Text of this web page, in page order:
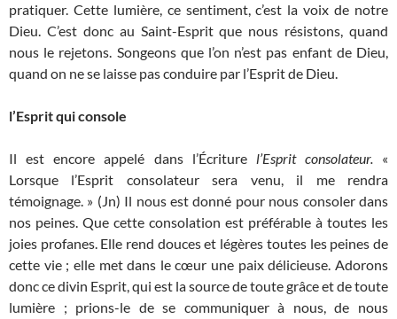
pratiquer. Cette lumière, ce sentiment, c’est la voix de notre
Dieu. C’est donc au Saint-Esprit que nous résistons, quand
nous le rejetons. Songeons que l’on n’est pas enfant de Dieu,
quand on ne se laisse pas conduire par l’Esprit de Dieu.
l’Esprit qui console
Il est encore appelé dans l’Écriture l’Esprit consolateur. «
Lorsque l’Esprit consolateur sera venu, il me rendra
témoignage. » (Jn) Il nous est donné pour nous consoler dans
nos peines. Que cette consolation est préférable à toutes les
joies profanes. Elle rend douces et légères toutes les peines de
cette vie ; elle met dans le cœur une paix délicieuse. Adorons
donc ce divin Esprit, qui est la source de toute grâce et de toute
lumière ; prions-le de se communiquer à nous, de nous